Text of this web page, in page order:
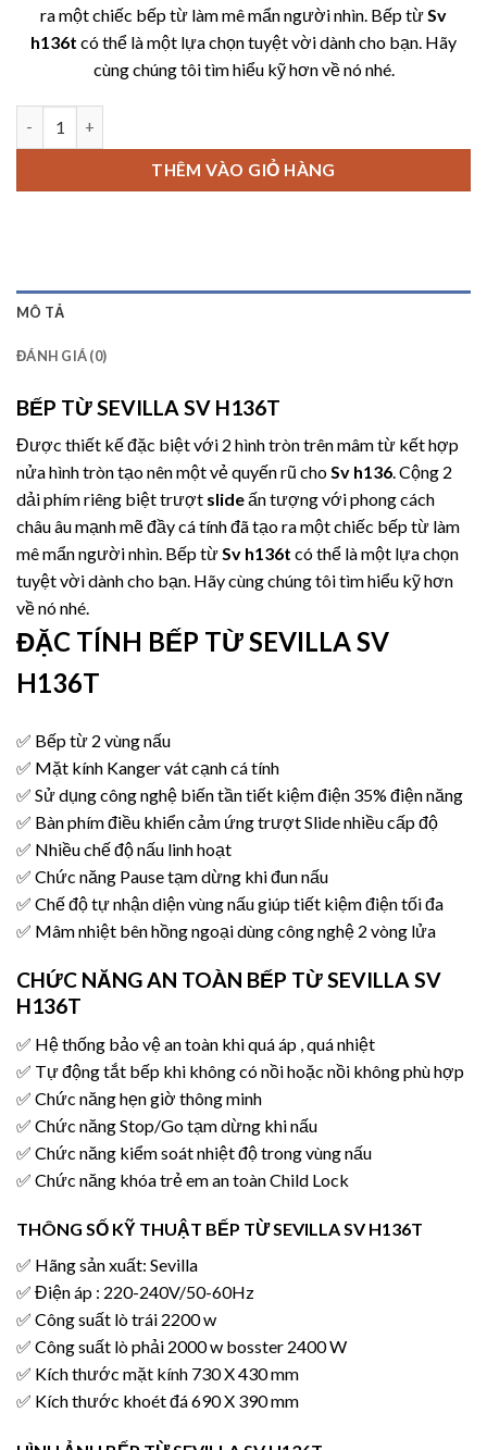
ra một chiếc bếp từ làm mê mẩn người nhìn. Bếp từSv
h136t có thể là một lựa chọn tuyệt vời dành cho bạn. Hãy
cùng chúng tôi tìm hiểu kỹ hơn về nó nhé.
THÊM VÀO GIỎ HÀNG
MÔ TẢ
ĐÁNH GIÁ (0)
BẾP TỪ SEVILLA SV H136T
Được thiết kế đặc biệt với 2 hình tròn trên mâm từ kết hợp
nửa hình tròn tạo nên một vẻ quyến rũ choSv h136. Cộng 2
dải phím riêng biệt trượt slideấn tượng với phong cách
châu âu mạnh mẽ đầy cá tính đã tạo ra một chiếc bếp từ làm
mê mẩn người nhìn. Bếp từSv h136t có thể là một lựa chọn
tuyệt vời dành cho bạn. Hãy cùng chúng tôi tìm hiểu kỹ hơn
về nó nhé.
ĐẶC TÍNH BẾP TỪ SEVILLA SV
H136T
✅ Bếp từ 2 vùng nấu
✅ Mặt kính Kanger vát cạnh cá tính
✅ Sử dụng công nghệ biến tần tiết kiệm điện 35% điện năng
✅ Bàn phím điều khiển cảm ứng trượt Slide nhiều cấp độ
✅ Nhiều chế độ nấu linh hoạt
✅ Chức năng Pause tạm dừng khi đun nấu
✅ Chế độ tự nhận diện vùng nấu giúp tiết kiệm điện tối đa
✅ Mâm nhiệt bên hồng ngoại dùng công nghệ 2 vòng lửa
CHỨC NĂNG AN TOÀN BẾP TỪ SEVILLA SV
H136T
✅ Hệ thống bảo vệ an toàn khi quá áp , quá nhiệt
✅ Tự động tắt bếp khi không có nồi hoặc nồi không phù hợp
✅ Chức năng hẹn giờ thông minh
✅ Chức năng Stop/Go tạm dừng khi nấu
✅ Chức năng kiểm soát nhiệt độ trong vùng nấu
✅ Chức năng khóa trẻ em an toàn Child Lock
THÔNG SỐ KỸ THUẬT BẾP TỪ SEVILLA SV H136T
✅ Hãng sản xuất: Sevilla
✅ Điện áp : 220-240V/50-60Hz
✅ Công suất lò trái 2200 w
✅ Công suất lò phải 2000 w bosster 2400 W
✅ Kích thước mặt kính 730 X 430 mm
✅ Kích thước khoét đá 690 X 390 mm